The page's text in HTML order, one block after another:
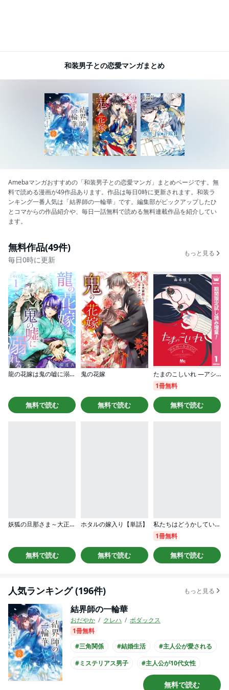
和装男子との恋愛マンガまとめ
Amebaマンガおすすめの「和装男子との恋愛マンガ」まとめページです。無
料で読める漫画が49作品あります。作品は毎日0時に更新されます。和装ラ
ンキング一番人気は「結界師の一輪華」です。編集部がピックアップしたひ
とコマからの作品紹介や、毎日一話無料で読める無料連載作品を紹介してい
ます。
無料作品(49件)
毎日0時に更新
もっと見る
龍の花嫁は鬼の嘘に溺れる
無料で読む
鬼の花嫁
無料で読む
たまのこしいれ ―アシガールEDO―
1冊無料
無料で読む
妖狐の旦那さま～大正花嫁奇譚～
無料で読む
ホタルの嫁入り【単話】
無料で読む
私たちはどうかしている 妻恋い
1冊無料
無料で読む
人気ランキング (196件) もっと見る
結界師の一輪華
おだやか クレハ
ボダックス
1冊無料
#三角関係
#結婚生活
#主人公が愛される
#ミステリアス男子
#主人公が10代女性
#和装 #コミカライズ化
無料で読む